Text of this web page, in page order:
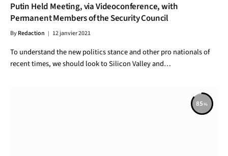
Putin Held Meeting, via Videoconference, with
Permanent Members of the Security Council
ByRedaction 12 janvier 2021
To understand the new politics stance and other pro nationals of
recent times, we should look to Silicon Valley and…
85